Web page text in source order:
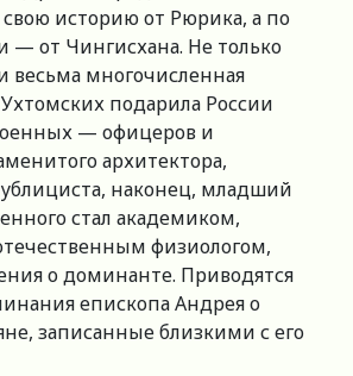
историю от Рюрика, а по
— от Чингисхана. Не только
весьма многочисленная
подарила России
— офицеров и
архитектора,
наконец, младший
стал академиком,
физиологом,
о доминанте. Приводятся
епископа Андрея о
записанные близкими с его